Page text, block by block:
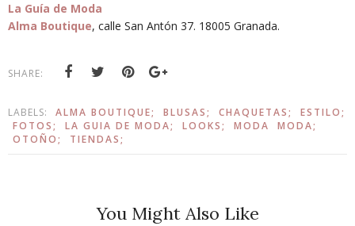
La Guía de Moda
Alma Boutique, calle San Antón 37. 18005 Granada.
SHARE:
LABELS: ALMA BOUTIQUE; BLUSAS; CHAQUETAS;
ESTILO;
FOTOS;
LA GUIA DE MODA; LOOKS; MODA
MODA;
OTOÑO;
TIENDAS;
You Might Also Like